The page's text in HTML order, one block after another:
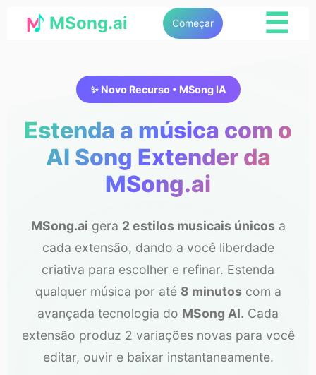
MSong.ai Começar ☰
✨ Novo Recurso • MSong IA
Estenda a música com o
AI Song Extender da
MSong.ai
MSong.ai gera 2 estilos musicais únicos a
cada extensão, dando a você liberdade
criativa para escolher e refinar. Estenda
qualquer música por até 8 minutos com a
avançada tecnologia do MSong AI. Cada
extensão produz 2 variações novas para você
editar, ouvir e baixar instantaneamente.